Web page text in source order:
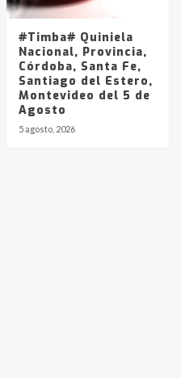
#Timba# Quiniela
Nacional, Provincia,
Córdoba, Santa Fe,
Santiago del Estero,
Montevideo del 5 de
Agosto
5 agosto, 2026